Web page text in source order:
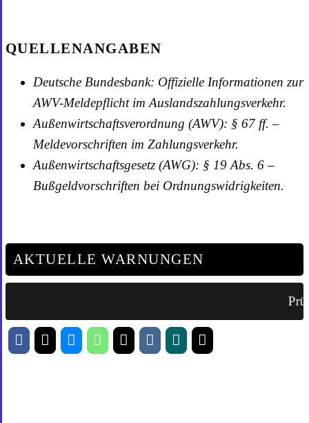
QUELLENANGABEN
Deutsche Bundesbank: Offizielle Informationen zur
AWV-Meldepflicht im Auslandszahlungsverkehr.
Außenwirtschaftsverordnung (AWV): § 67 ff. –
Meldevorschriften im Zahlungsverkehr.
Außenwirtschaftsgesetz (AWG): § 19 Abs. 6 –
Bußgeldvorschriften bei Ordnungswidrigkeiten.
AKTUELLE WARNUNGEN